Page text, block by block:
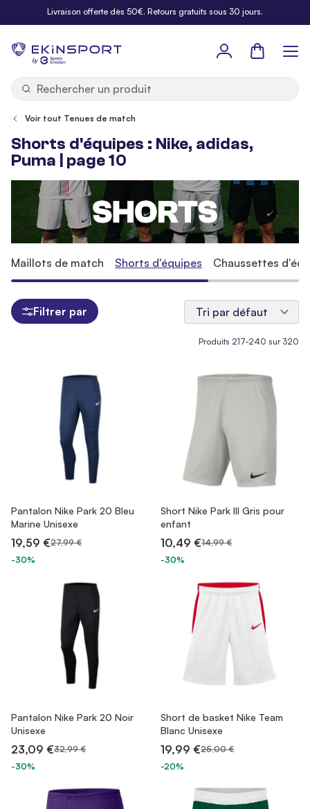
Allez au contenuLivraison offerte dès 50€. Retours gratuits sous 30 jours.
by
Panier
Voir tout Tenues de match
Shorts d'équipes : Nike, adidas,
Puma | page 10
Produits 217-240 sur 320
Pantalon Nike Park 20 Bleu
Marine Unisexe
19,59 €27,99 €
-30%
Short Nike Park III Gris pour
enfant
10,49 €14,99 €
-30%
Pantalon Nike Park 20 Noir
Unisexe
23,09 €32,99 €
-30%
Short de basket Nike Team
Blanc Unisexe
19,99 €25,00 €
-20%
Maillots de match Shorts d'équipes Chaussettes
Filtrer par